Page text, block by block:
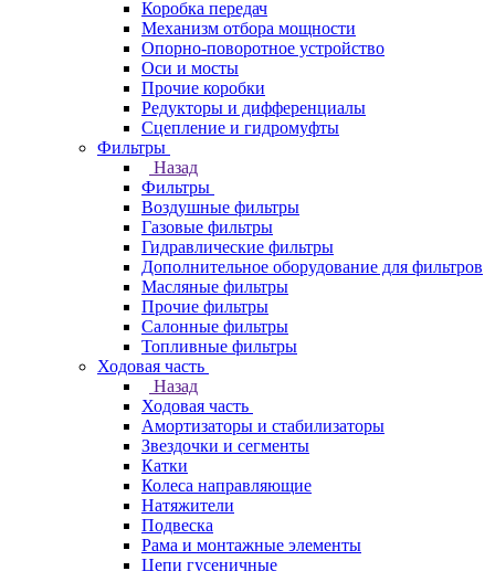
Коробка передач
Механизм отбора мощности
Опорно-поворотное устройство
Оси и мосты
Прочие коробки
Редукторы и дифференциалы
Сцепление и гидромуфты
Фильтры
Назад
Фильтры
Воздушные фильтры
Газовые фильтры
Гидравлические фильтры
Дополнительное оборудование для фильтров
Масляные фильтры
Прочие фильтры
Салонные фильтры
Топливные фильтры
Ходовая часть
Назад
Ходовая часть
Амортизаторы и стабилизаторы
Звездочки и сегменты
Катки
Колеса направляющие
Натяжители
Подвеска
Рама и монтажные элементы
Цепи гусеничные